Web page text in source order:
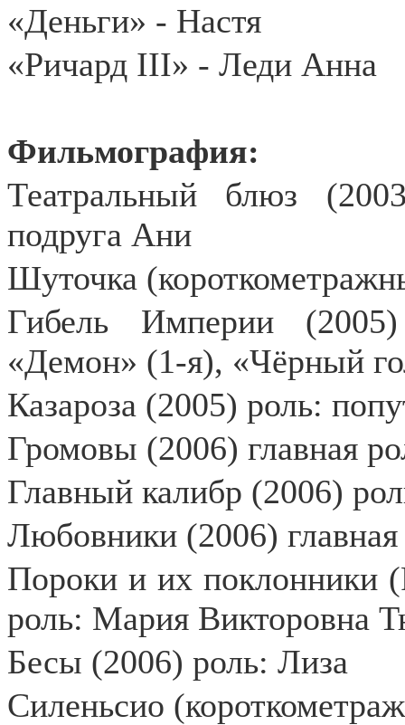
«Деньги» - Настя
«Ричард III» - Леди Анна
Фильмография:
Театральный блюз
подруга Ани
Шуточка
Гибель Империи
«Демон» (1-я), «Чёрный
Казароза (2005) роль:
Громовы (2006) главная
Главный калибр (2006)
Любовники (2006)
Пороки и их поклонники
роль: Мария Викторовна
Бесы (2006) роль: Лиза
Силеньсио